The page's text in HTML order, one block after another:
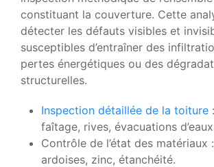
constituant la couverture. Cette
détecter les défauts visibles et
susceptibles d’entraîner des
pertes énergétiques ou des
structurelles.
Inspection détaillée de la toiture
faîtage, rives, évacuations
Contrôle de l’état des matériaux
ardoises, zinc, étanchéité.